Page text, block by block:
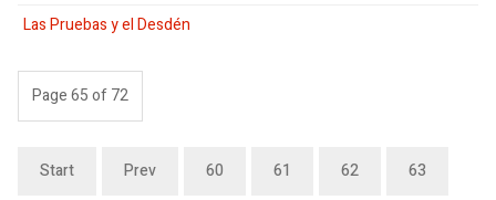
Las Pruebas y el Desdén
Page 65 of 72
Start Prev 60 61 62 63